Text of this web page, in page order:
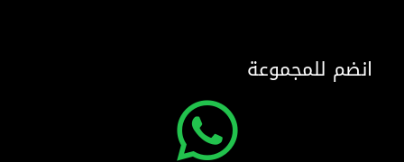
انضم للمجموعة